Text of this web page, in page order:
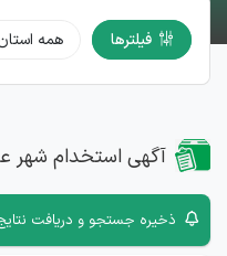
فیلترها همه
آگهی استخدام شهر
ذخیره جستجو و دریافت